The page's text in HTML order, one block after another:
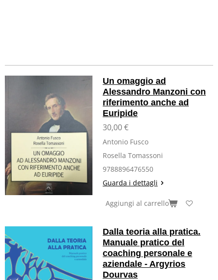
Un omaggio ad
Alessandro Manzoni con
riferimento anche ad
Euripide
30,00 €
Antonio Fusco
Rosella Tomassoni
9788896476550
Guarda i dettagli
Aggiungi al carrello
Dalla teoria alla pratica.
Manuale pratico del
coaching personale e
aziendale - Argyrios
Dourvas